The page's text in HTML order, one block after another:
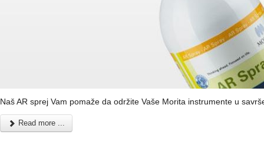
Naš AR sprej Vam pomaže da održite Vaše Morita instrumente u
Read more ...